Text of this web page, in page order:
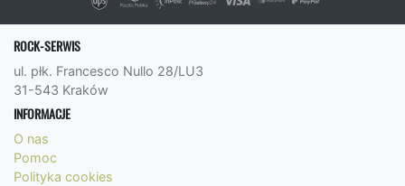
ROCK-SERWIS
ul. płk. Francesco Nullo 28/LU3
31-543 Kraków
INFORMACJE
O nas
Pomoc
Polityka cookies